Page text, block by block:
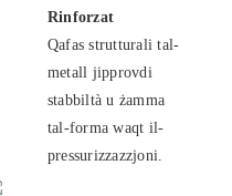
Rinforzat
Qafas strutturali tal-
metall jipprovdi
stabbiltà u żamma
tal-forma waqt il-
pressurizzazzjoni.